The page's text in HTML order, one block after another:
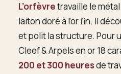
L’orfèvretravaille le
laiton doré à l’or fin. Il
et polit la structure. Pour
Cleef & Arpels en or 18
200 et 300 heuresde